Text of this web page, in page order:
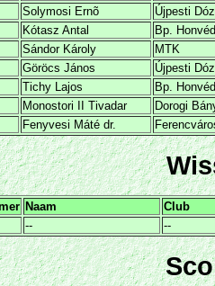
Solymosi Ernõ
Újpesti
Kótasz Antal
Bp.
Sándor Károly
MTK
Göröcs János
Újpesti
Tichy Lajos
Bp.
Monostori II Tivadar
Dorogi
Fenyvesi Máté dr.
Naam
Club
-- --